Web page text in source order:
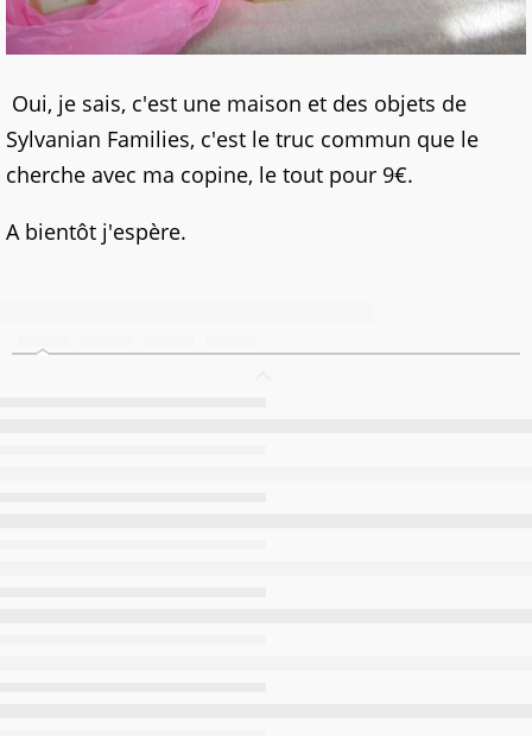
Oui, je sais, c'est une maison et des objets de
Sylvanian Families, c'est le truc commun que le
cherche avec ma copine, le tout pour 9€.
A bientôt j'espère.